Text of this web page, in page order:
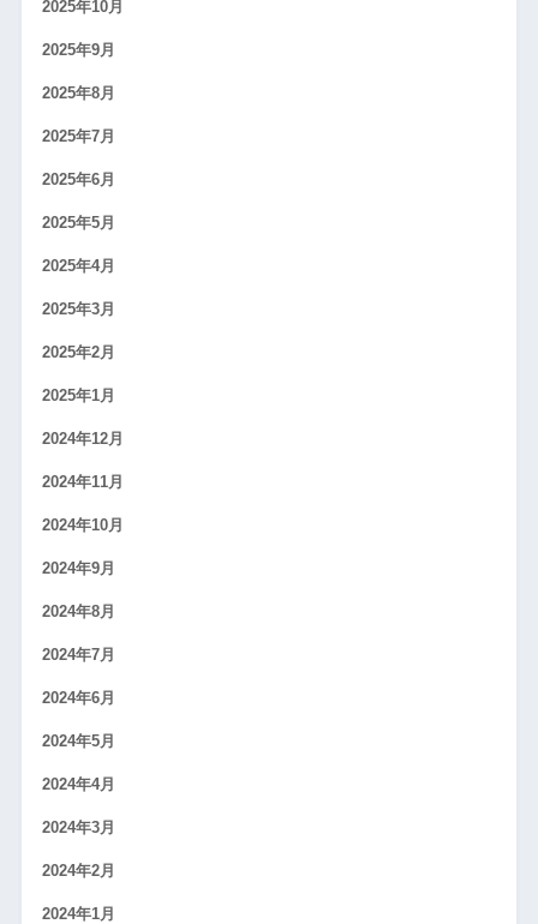
2025年10月
2025年9月
2025年8月
2025年7月
2025年6月
2025年5月
2025年4月
2025年3月
2025年2月
2025年1月
2024年12月
2024年11月
2024年10月
2024年9月
2024年8月
2024年7月
2024年6月
2024年5月
2024年4月
2024年3月
2024年2月
2024年1月